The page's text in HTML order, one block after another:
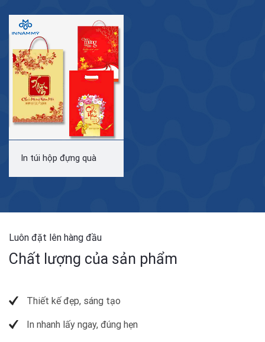
In túi hộp đựng quà
Luôn đặt lên hàng đầu
Chất lượng của sản phẩm
Thiết kế đẹp, sáng tạo
In nhanh lấy ngay, đúng hẹn